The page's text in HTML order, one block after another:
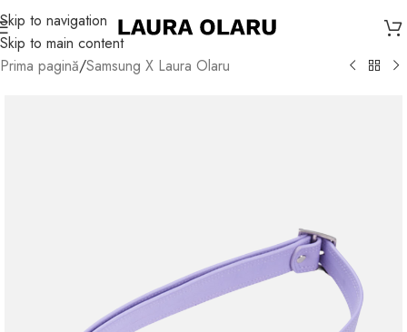
Skip to navigation
Skip to main content
Prima pagină/Samsung X Laura Olaru